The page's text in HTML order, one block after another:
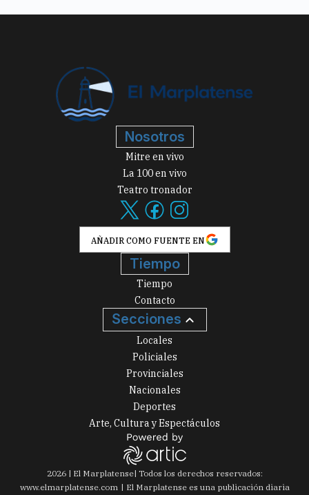
Nosotros
Mitre en vivo
La 100 en vivo
Teatro tronador
AÑADIR COMO FUENTE EN
Tiempo
Tiempo
Contacto
Secciones
Locales
Policiales
Provinciales
Nacionales
Deportes
Arte, Cultura y Espectáculos
2026| El Marplatense| Todos los derechos reservados:
www.elmarplatense.com El Marplatense es una publicación diaria